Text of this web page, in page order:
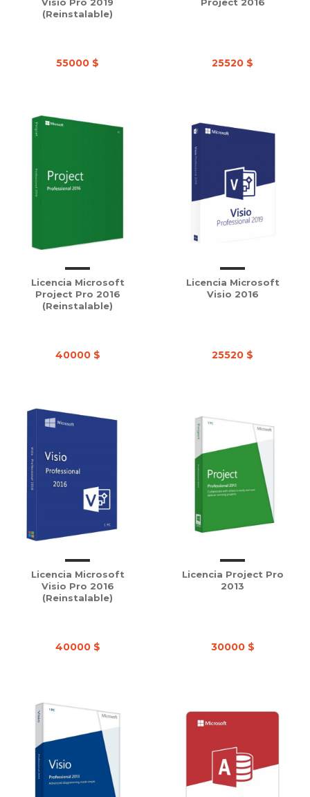
(Reinstalable)
55000 $ 25520 $
Licencia Microsoft
Project Pro 2016
(Reinstalable)
40000 $
Licencia Microsoft
Visio 2016
25520 $
Licencia Microsoft
Visio Pro 2016
(Reinstalable)
40000 $
Licencia Project Pro
2013
30000 $